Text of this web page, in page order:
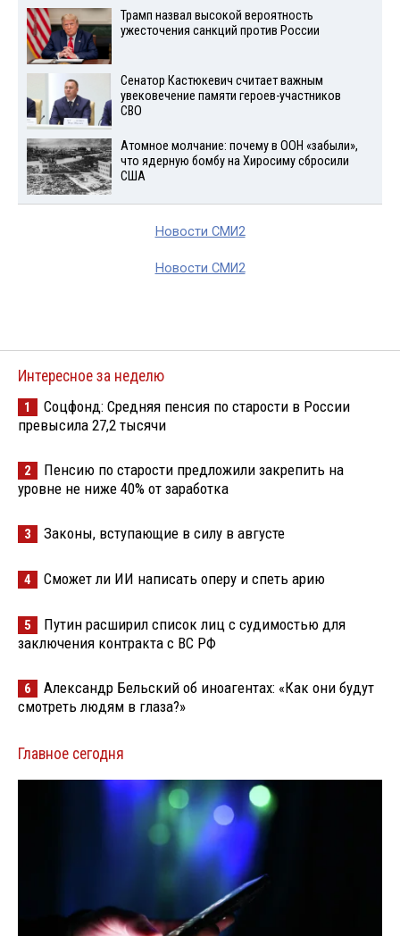
Трамп назвал высокой вероятность
ужесточения санкций против России
Сенатор Кастюкевич считает важным
увековечение памяти героев-участников
СВО
Атомное молчание: почему в ООН «забыли»,
что ядерную бомбу на Хиросиму сбросили
США
Новости СМИ2
Новости СМИ2
Интересное за неделю
1
Соцфонд: Средняя пенсия по старости в России
превысила 27,2 тысячи
2
Пенсию по старости предложили закрепить на
уровне не ниже 40% от заработка
3 Законы, вступающие в силу в августе
4 Сможет ли ИИ написать оперу и спеть арию
5
Путин расширил список лиц с судимостью для
заключения контракта с ВС РФ
6
Александр Бельский об иноагентах: «Как они будут
смотреть людям в глаза?»
Главное сегодня